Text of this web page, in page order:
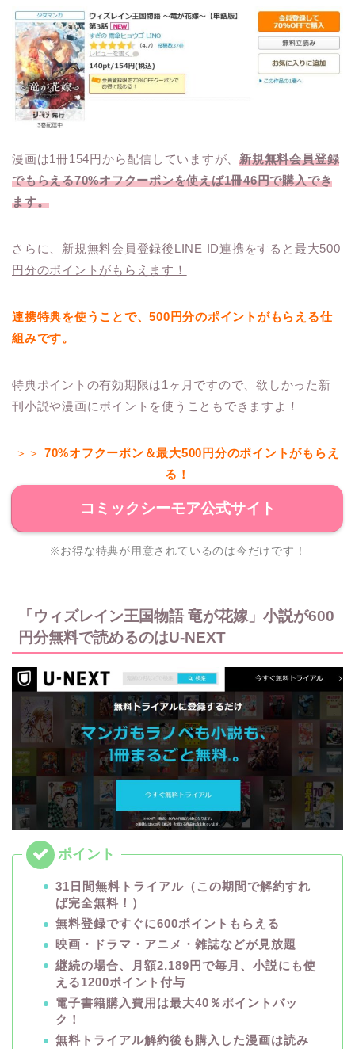
漫画は1冊154円から配信していますが、新規無料会員登録
でもらえる70%オフクーポンを使えば1冊46円で購入でき
ます。
さらに、 新規無料会員登録後LINE ID連携をすると最大500
円分のポイントがもらえます！
連携特典を使うことで、500円分のポイントがもらえる仕
組みです。
特典ポイントの有効期限は1ヶ月ですので、欲しかった新
刊小説や漫画にポイントを使うこともできますよ！
＞＞ 70%オフクーポン＆最大500円分のポイントがもらえ
る！
コミックシーモア公式サイト
※お得な特典が用意されているのは今だけです！
「ウィズレイン王国物語 竜が花嫁」小説が600
円分無料で読めるのはU-NEXT
31日間無料トライアル（この期間で解約すれ
ば完全無料！）
無料登録ですぐに600ポイントもらえる
映画・ドラマ・アニメ・雑誌などが見放題
継続の場合、月額2,189円で毎月、小説にも使
える1200ポイント付与
電子書籍購入費用は最大40％ポイントバッ
ク！
無料トライアル解約後も購入した漫画は読み